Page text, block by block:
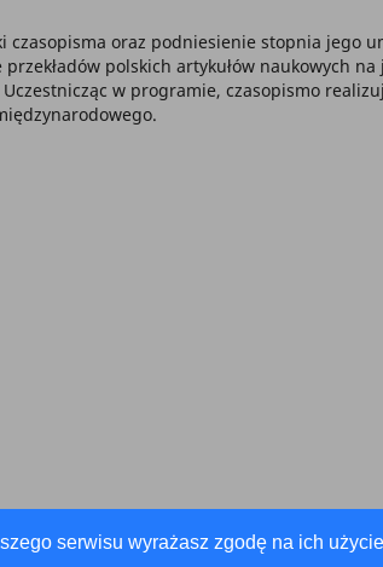
serwisu wyrażasz zgodę na ich
czasopisma oraz podniesienie stopnia jego
polskich artykułów naukowych
w programie, czasopismo